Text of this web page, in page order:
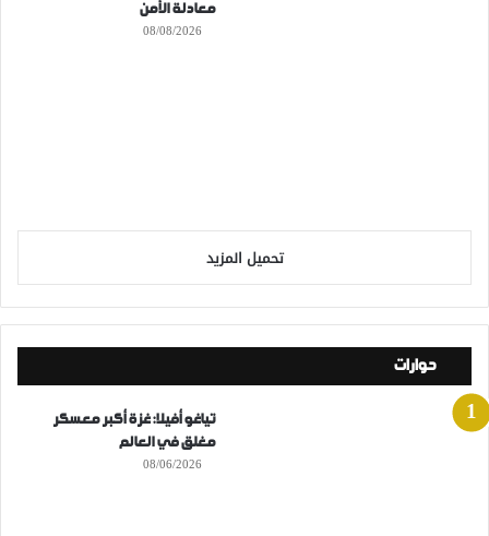
معادلة الأمن
08/08/2026
تحميل المزيد
حوارات
تياغو أفيلا: غزة أكبر معسكر
مغلق في العالم
08/06/2026